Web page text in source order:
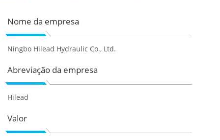
Nome da empresa
Ningbo Hilead Hydraulic Co., Ltd.
Abreviação da empresa
Hilead
Valor